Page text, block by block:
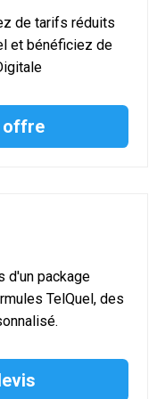
de tarifs réduits
et bénéficiez de
offre
d'un package
TelQuel, des